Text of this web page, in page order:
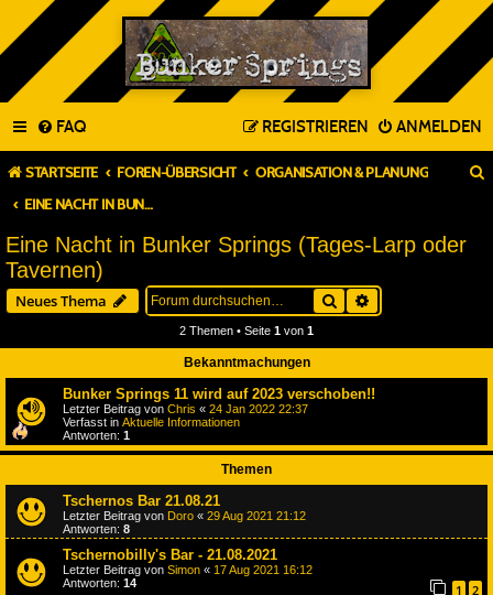
FAQ ANMELDEN
REGISTRIEREN
STARTSEITE FOREN-ÜBERSICHT ORGANISATION & PLANUNG
EINE NACHT IN BUNKER SPRINGS (TAGES-LARP ODER TAVERNEN)
Eine Nacht in Bunker Springs (Tages-Larp oder
Tavernen)
Neues Thema Suche
2 Themen • Seite 1 von 1
Bekanntmachungen
Bunker Springs 11 wird auf 2023 verschoben!!
Letzter Beitrag von Chris « 24 Jan 2022 22:37
Verfasst in Aktuelle Informationen
Antworten: 1
Themen
Tschernos Bar 21.08.21
Letzter Beitrag von Doro « 29 Aug 2021 21:12
Antworten: 8
Tschernobilly's Bar - 21.08.2021
Letzter Beitrag von Simon « 17 Aug 2021 16:12
Antworten: 14 1 2